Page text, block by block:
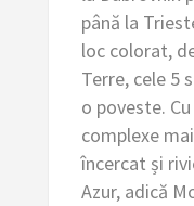
până la
loc colorat,
Terre, cele 5
o poveste.
complexe
încercat și
Azur, adică